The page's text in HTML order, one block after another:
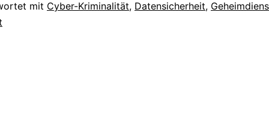
mit Cyber-Kriminalität, Datensicherheit,